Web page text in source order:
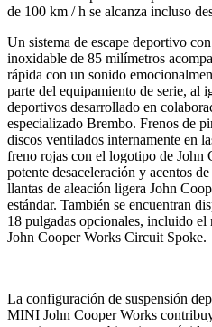
de 100 km / h se alcanza incluso
Un sistema de escape deportivo
inoxidable de 85 milímetros
rápida con un sonido
parte del equipamiento de serie, al
deportivos desarrollado en
especializado Brembo. Frenos de
discos ventilados internamente en
freno rojas con el logotipo de John
potente desaceleración y acentos
llantas de aleación ligera John
estándar. También se encuentran
18 pulgadas opcionales, incluido el
John Cooper Works Circuit Spoke.
La configuración de suspensión
MINI John Cooper Works